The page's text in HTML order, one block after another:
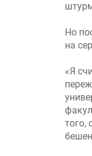
Но
на
«Я
того,